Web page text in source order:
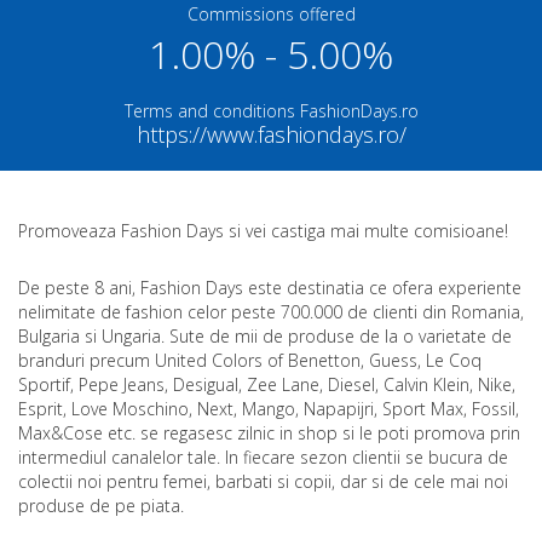
Commissions offered
1.00% - 5.00%
Terms and conditions FashionDays.ro
https://www.fashiondays.ro/
Promoveaza Fashion Days si vei castiga mai multe comisioane!
De peste 8 ani, Fashion Days este destinatia ce ofera experiente
nelimitate de fashion celor peste 700.000 de clienti din Romania,
Bulgaria si Ungaria. Sute de mii de produse de la o varietate de
branduri precum United Colors of Benetton, Guess, Le Coq
Sportif, Pepe Jeans, Desigual, Zee Lane, Diesel, Calvin Klein, Nike,
Esprit, Love Moschino, Next, Mango, Napapijri, Sport Max, Fossil,
Max&Cose etc. se regasesc zilnic in shop si le poti promova prin
intermediul canalelor tale. In fiecare sezon clientii se bucura de
colectii noi pentru femei, barbati si copii, dar si de cele mai noi
produse de pe piata.